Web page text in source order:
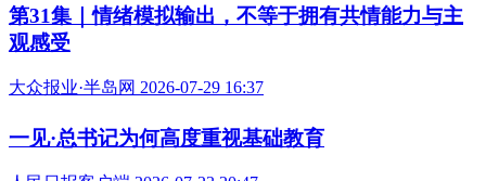
第31集｜情绪模拟输出，不等于拥有共情能力与主
观感受
大众报业·半岛网 2026-07-29 16:37
一见·总书记为何高度重视基础教育